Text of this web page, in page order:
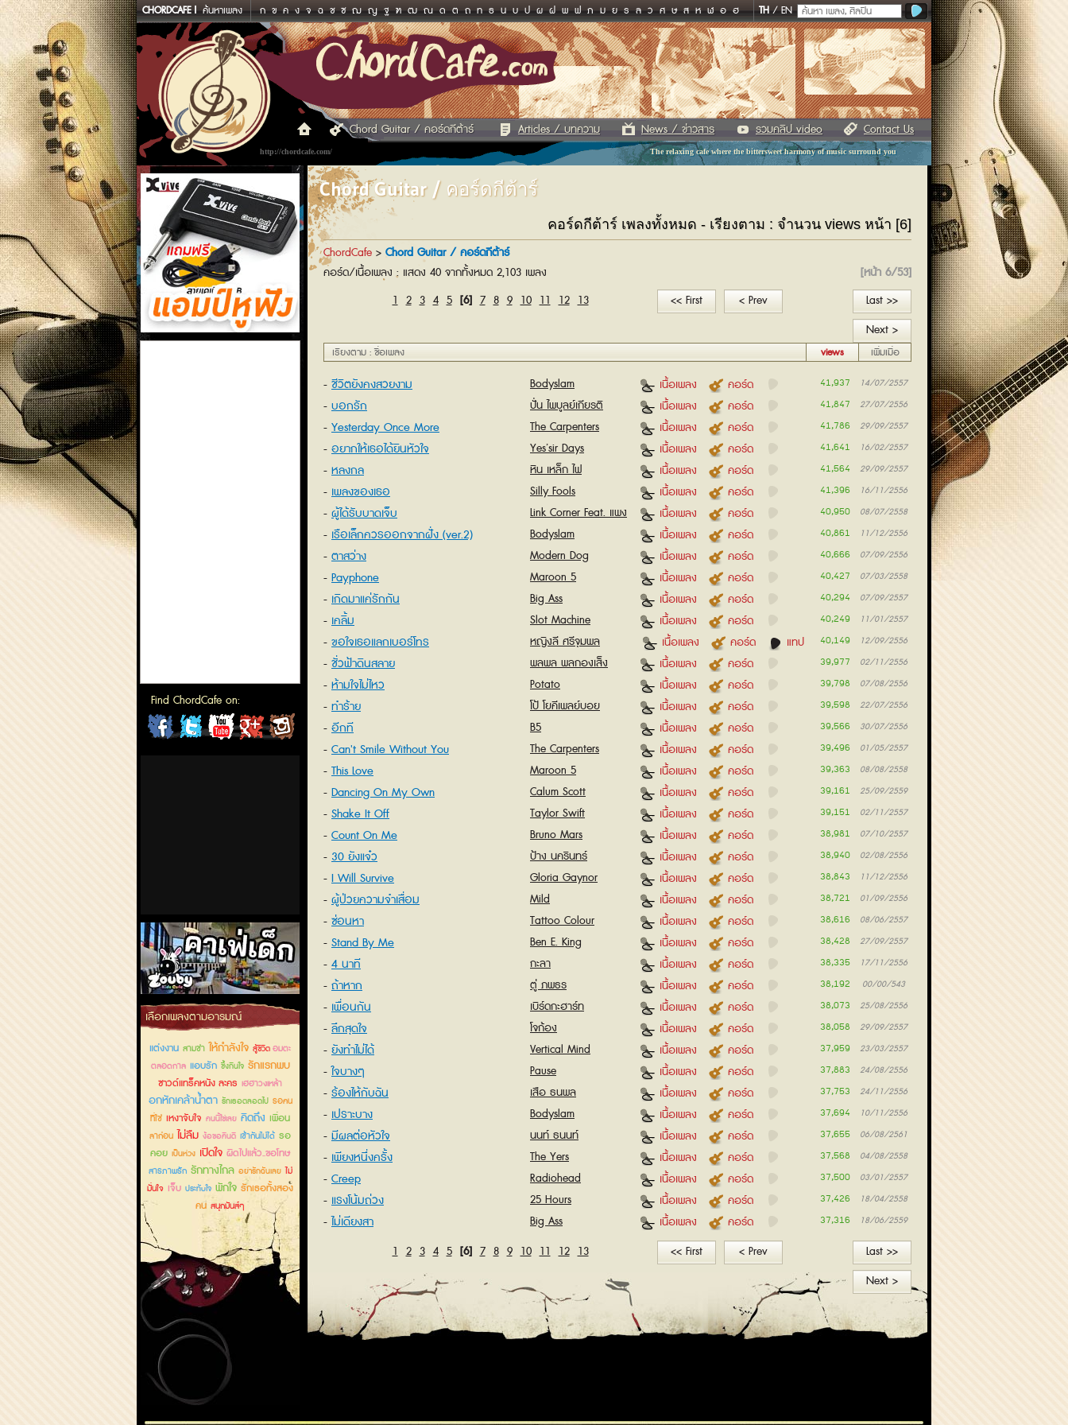
CHORDCAFE ค้นหาเพลง ก ข ค ง จ ฉ ช ซ ฌ ญ ฐ ฑ ฒ ณ ด ต ถ ท ธ น บ ป ผ ฝ พ ฟ ภ ม ย ร ล ว ศ ษ ส ห ฬ อ ฮ TH/EN
The relaxing cafe where the bittersweet harmony of music surround you
http://chordcafe.com/
Chord Guitar / คอร์ดกีต้าร์ Articles / บทความ News / ข่าวสาร รวมคลิป video Contact Us
แอมป์หูฟัง
Find ChordCafe on:
ChordCafeChordCafeChordCafeChordCafeChordCafe
คาเฟ่เด็กลำลูกกา
เลือกเพลงตามอารมณ์
แต่งงาน สามช่า ให้กำลังใจ สู้ชีวิตอมตะ
ตลอดกาล แอบรัก ซึ้งกินใจ รักแรกพบ
ซาวด์แทร็คหนัง ละคร เฮฮาวงเหล้า
อกหักเคล้าน้ำตา รักเธอตลอดไป รอคน
ที่ใช่ เหงาจับใจ คนนี้ใช่เลย คิดถึง เพื่อน
ลาก่อน ไม่ลืม ง้อขอคืนดี เข้ากันไม่ได้ รอ
คอย เป็นห่วง เปิดใจ ผิดไปแล้ว..ขอโทษ
สารภาพรัก รักทางไกล อย่ารักฉันเลย ไม่
มั่นใจ เจ็บ ประทับใจ พักใจ รักเธอทั้งสอง
คน สนุกมันส์ๆ
Chord Guitar / คอร์ดกีต้าร์
คอร์ดกีต้าร์ เพลงทั้งหมด - เรียงตาม : จำนวน views หน้า [6]
ChordCafe > Chord Guitar / คอร์ดกีต้าร์
คอร์ด/เนื้อเพลง : แสดง 40 จากทั้งหมด 2,103 เพลง
[หน้า 6/53]
<< First
< Prev
1 2 3 4 5 [6] 7 8 9 10 11 12 13
Last >>
Next >
เรียงตาม : ชื่อเพลง เพิ่มเมื่อ
views
ชีวิตยังคงสวยงาม Bodyslam 14/07/2557
41,937
คอร์ด
เนื้อเพลง
บอกรัก ปั่น ไพบูลย์เกียรติ 27/07/2556
41,847
คอร์ด
เนื้อเพลง
Yesterday Once More The Carpenters 29/09/2557
41,786
คอร์ด
เนื้อเพลง
อยากให้เธอได้ยินหัวใจ Yes’sir Days 16/02/2557
41,641
คอร์ด
เนื้อเพลง
หลงกล หิน เหล็ก ไฟ 29/09/2557
41,564
คอร์ด
เนื้อเพลง
เพลงของเธอ Silly Fools 16/11/2556
41,396
คอร์ด
เนื้อเพลง
ผู้ได้รับบาดเจ็บ
Link Corner Feat. แพง
ขวัญข้าว
08/07/2558
40,950
คอร์ด
เนื้อเพลง
เรือเล็กควรออกจากฝั่ง (ver.2) Bodyslam 11/12/2556
40,861
คอร์ด
เนื้อเพลง
ตาสว่าง Modern Dog 07/09/2556
40,666
คอร์ด
เนื้อเพลง
Payphone Maroon 5 07/03/2558
40,427
คอร์ด
เนื้อเพลง
เกิดมาแค่รักกัน Big Ass 07/09/2557
40,294
คอร์ด
เนื้อเพลง
เคลิ้ม Slot Machine 11/01/2557
40,249
คอร์ด
เนื้อเพลง
ขอใจเธอแลกเบอร์โทร หญิงลี ศรีจุมพล 12/09/2556
40,149
แทป
คอร์ด
เนื้อเพลง
ชั่วฟ้าดินสลาย พลพล พลกองเส็ง 02/11/2556
39,977
คอร์ด
เนื้อเพลง
ห้ามใจไม่ไหว Potato 07/08/2556
39,798
คอร์ด
เนื้อเพลง
ทำร้าย โป้ โยคีเพลย์บอย 22/07/2556
39,598
คอร์ด
เนื้อเพลง
อีกที B5 30/07/2556
39,566
คอร์ด
เนื้อเพลง
Can't Smile Without You The Carpenters 01/05/2557
39,496
คอร์ด
เนื้อเพลง
This Love Maroon 5 08/08/2558
39,363
คอร์ด
เนื้อเพลง
Dancing On My Own Calum Scott 25/09/2559
39,161
คอร์ด
เนื้อเพลง
Shake It Off Taylor Swift 02/11/2557
39,151
คอร์ด
เนื้อเพลง
Count On Me Bruno Mars 07/10/2557
38,981
คอร์ด
เนื้อเพลง
30 ยังแจ๋ว ป้าง นครินทร์ 02/08/2556
38,940
คอร์ด
เนื้อเพลง
I Will Survive Gloria Gaynor 11/12/2556
38,843
คอร์ด
เนื้อเพลง
ผู้ป่วยความจำเสื่อม Mild 01/09/2556
38,721
คอร์ด
เนื้อเพลง
ซ่อนหา Tattoo Colour 08/06/2557
38,616
คอร์ด
เนื้อเพลง
Stand By Me Ben E. King 27/09/2557
38,428
คอร์ด
เนื้อเพลง
4 นาที กะลา 17/11/2556
38,335
คอร์ด
เนื้อเพลง
ถ้าหาก ตู่ ภพธร 00/00/543
38,192
คอร์ด
เนื้อเพลง
เพื่อนกัน เบิร์ดกะฮาร์ท 25/08/2556
38,073
คอร์ด
เนื้อเพลง
ลึกสุดใจ โจก้อง 29/09/2557
38,058
คอร์ด
เนื้อเพลง
ยังทำไม่ได้ Vertical Mind 23/03/2557
37,959
คอร์ด
เนื้อเพลง
ใจบางๆ Pause 24/08/2556
37,883
คอร์ด
เนื้อเพลง
ร้องไห้กับฉัน เสือ ธนพล 24/11/2556
37,753
คอร์ด
เนื้อเพลง
เปราะบาง Bodyslam 10/11/2556
37,694
คอร์ด
เนื้อเพลง
มีผลต่อหัวใจ นนท์ ธนนท์ 06/08/2561
37,655
คอร์ด
เนื้อเพลง
เพียงหนึ่งครั้ง The Yers 04/08/2558
37,568
คอร์ด
เนื้อเพลง
Creep Radiohead 03/01/2557
37,500
คอร์ด
เนื้อเพลง
แรงโน้มถ่วง 25 Hours 18/04/2558
37,426
คอร์ด
เนื้อเพลง
ไม่เดียงสา Big Ass 18/06/2559
37,316
คอร์ด
เนื้อเพลง
<< First
< Prev
1 2 3 4 5 [6] 7 8 9 10 11 12 13
Last >>
Next >